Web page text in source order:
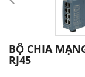
BỘ CHIA
RJ45